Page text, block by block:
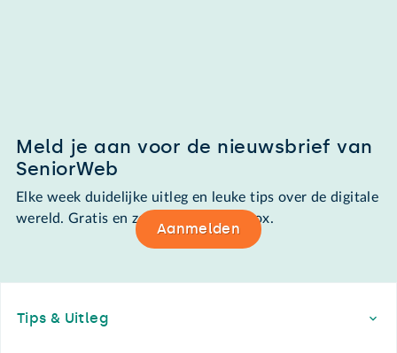
Meld je aan voor de nieuwsbrief van
SeniorWeb
Elke week duidelijke uitleg en leuke tips over de digitale
wereld. Gratis en zomaar in de mailbox.
Aanmelden
Tips & Uitleg